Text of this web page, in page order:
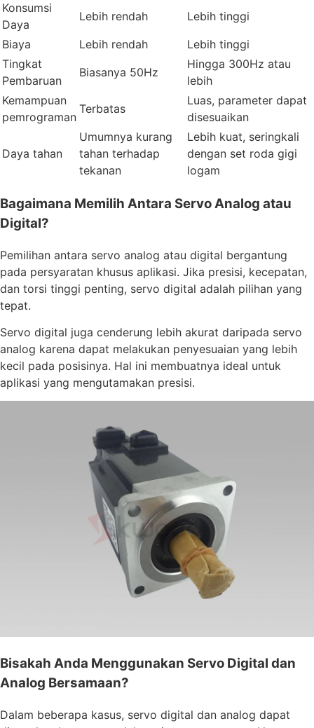
Konsumsi
Daya
Lebih rendah
Lebih tinggi
Biaya
Lebih rendah
Lebih tinggi
Tingkat
Pembaruan
Biasanya 50Hz
Hingga 300Hz atau
lebih
Kemampuan
pemrograman
Terbatas
Luas, parameter dapat
disesuaikan
Daya tahan
Umumnya kurang
tahan terhadap
tekanan
Lebih kuat, seringkali
dengan set roda gigi
logam
Bagaimana Memilih Antara Servo Analog atau
Digital?
Pemilihan antara servo analog atau digital bergantung
pada persyaratan khusus aplikasi. Jika presisi, kecepatan,
dan torsi tinggi penting, servo digital adalah pilihan yang
tepat.
Servo digital juga cenderung lebih akurat daripada servo
analog karena dapat melakukan penyesuaian yang lebih
kecil pada posisinya. Hal ini membuatnya ideal untuk
aplikasi yang mengutamakan presisi.
Bisakah Anda Menggunakan Servo Digital dan
Analog Bersamaan?
Dalam beberapa kasus, servo digital dan analog dapat